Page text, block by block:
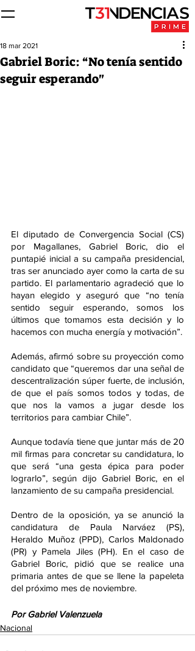
Gabriel Boric: “No tenía sentido
seguir esperando"
18 mar 2021
El diputado de Convergencia Social (CS)
por Magallanes, Gabriel Boric, dio el
puntapié inicial a su campaña presidencial,
tras ser anunciado ayer como la carta de su
partido. El parlamentario agradeció que lo
hayan elegido y aseguró que “no tenía
sentido seguir esperando, somos los
últimos que tomamos esta decisión y lo
hacemos con mucha energía y motivación”.
Además, afirmó sobre su proyección como
candidato que “queremos dar una señal de
descentralización súper fuerte, de inclusión,
de que el país somos todos y todas, de
que nos la vamos a jugar desde los
territorios para cambiar Chile”.
Aunque todavía tiene que juntar más de 20
mil firmas para concretar su candidatura, lo
que será “una gesta épica para poder
lograrlo”, según dijo Gabriel Boric, en el
lanzamiento de su campaña presidencial.
Dentro de la oposición, ya se anunció la
candidatura de Paula Narváez (PS),
Heraldo Muñoz (PPD), Carlos Maldonado
(PR) y Pamela Jiles (PH). En el caso de
Gabriel Boric, pidió que se realice una
primaria antes de que se llene la papeleta
del próximo mes de noviembre.
Por Gabriel Valenzuela
Nacional